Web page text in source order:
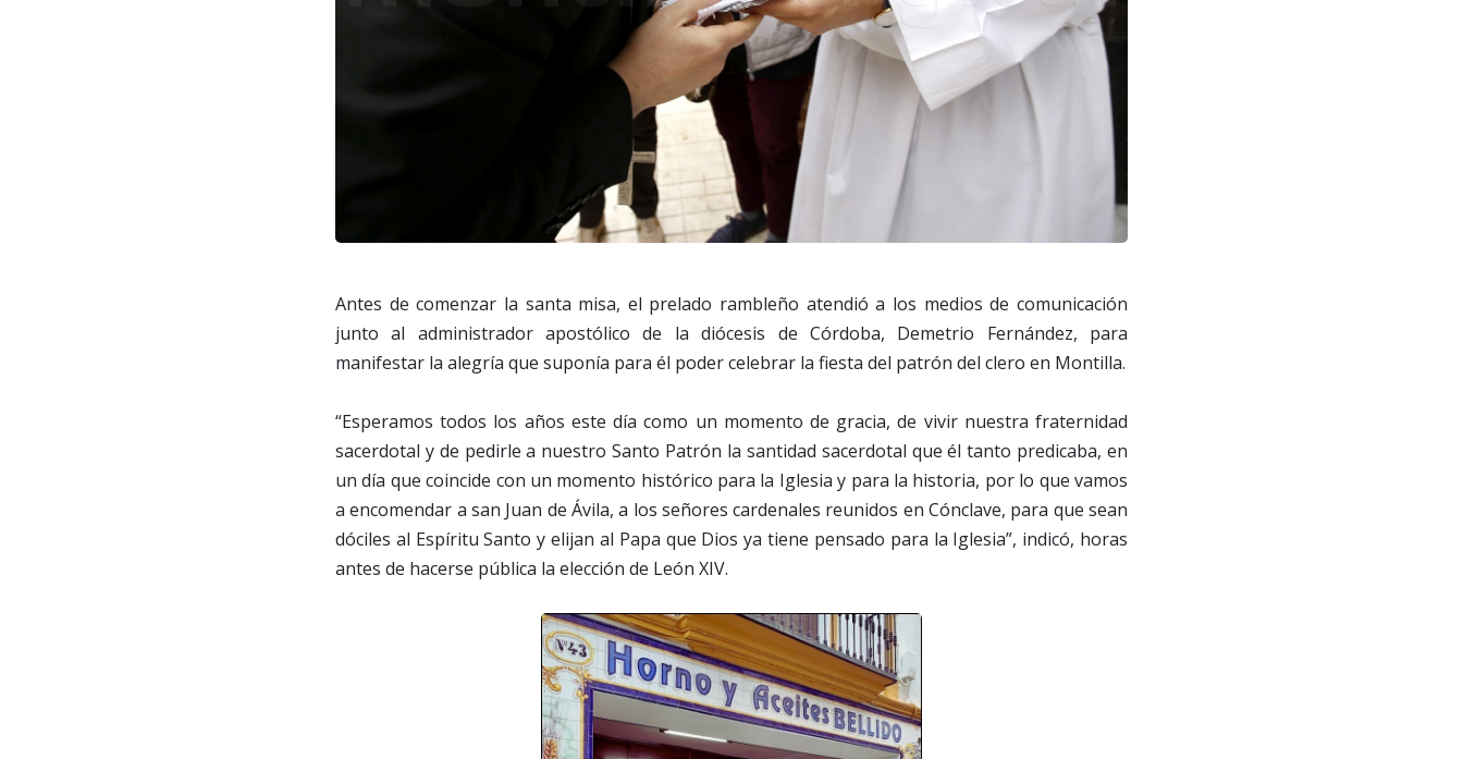
Antes de comenzar la santa misa, el prelado rambleño atendió a los medios de comunicación
junto al administrador apostólico de la diócesis de Córdoba, Demetrio Fernández, para
manifestar la alegría que suponía para él poder celebrar la fiesta del patrón del clero en Montilla.
“Esperamos todos los años este día como un momento de gracia, de vivir nuestra fraternidad
sacerdotal y de pedirle a nuestro Santo Patrón la santidad sacerdotal que él tanto predicaba, en
un día que coincide con un momento histórico para la Iglesia y para la historia, por lo que vamos
a encomendar a san Juan de Ávila, a los señores cardenales reunidos en Cónclave, para que sean
dóciles al Espíritu Santo y elijan al Papa que Dios ya tiene pensado para la Iglesia”, indicó, horas
antes de hacerse pública la elección de León XIV.